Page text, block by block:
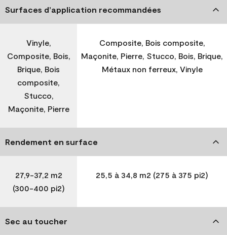
Surfaces d’application recommandées
Vinyle,
Composite, Bois,
Brique, Bois
composite,
Stucco,
Maçonite, Pierre
Composite, Bois composite,
Maçonite, Pierre, Stucco, Bois, Brique,
Métaux non ferreux, Vinyle
Rendement en surface
27,9-37,2 m2
(300-400 pi2)
25,5 à 34,8 m2 (275 à 375 pi2)
Sec au toucher